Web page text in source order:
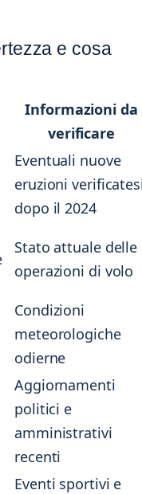
e cosa
Informazioni da
verificare
Eventuali nuove
eruzioni
dopo il 2024
Stato attuale delle
operazioni di volo
Condizioni
meteorologiche
odierne
Aggiornamenti
politici e
amministrativi
recenti
Eventi sportivi e